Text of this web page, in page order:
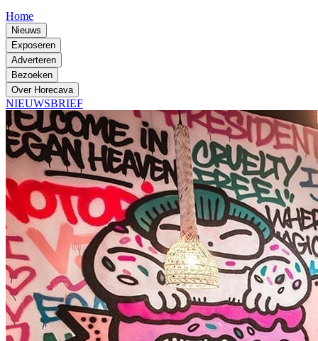
Home
Nieuws
Exposeren
Adverteren
Bezoeken
Over Horecava
NIEUWSBRIEF